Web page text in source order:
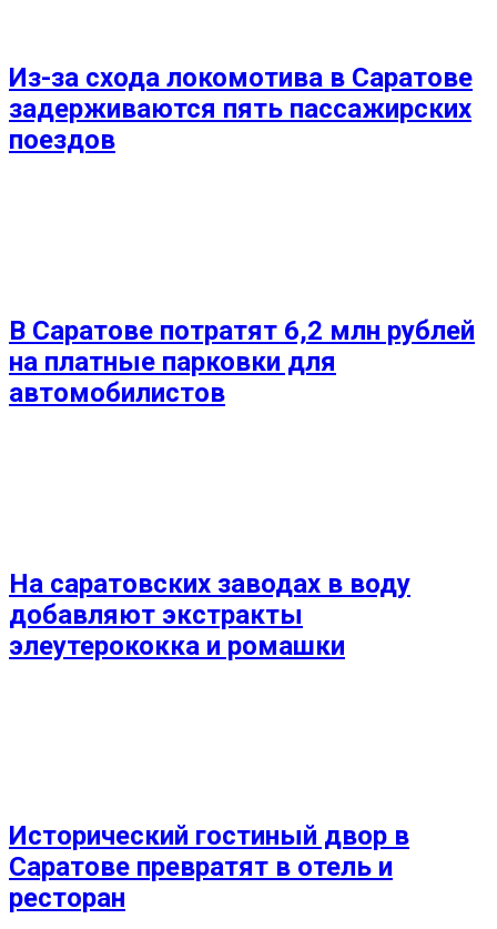
Из-за схода локомотива в Саратове
задерживаются пять пассажирских
поездов
В Саратове потратят 6,2 млн рублей
на платные парковки для
автомобилистов
На саратовских заводах в воду
добавляют экстракты
элеутерококка и ромашки
Исторический гостиный двор в
Саратове превратят в отель и
ресторан